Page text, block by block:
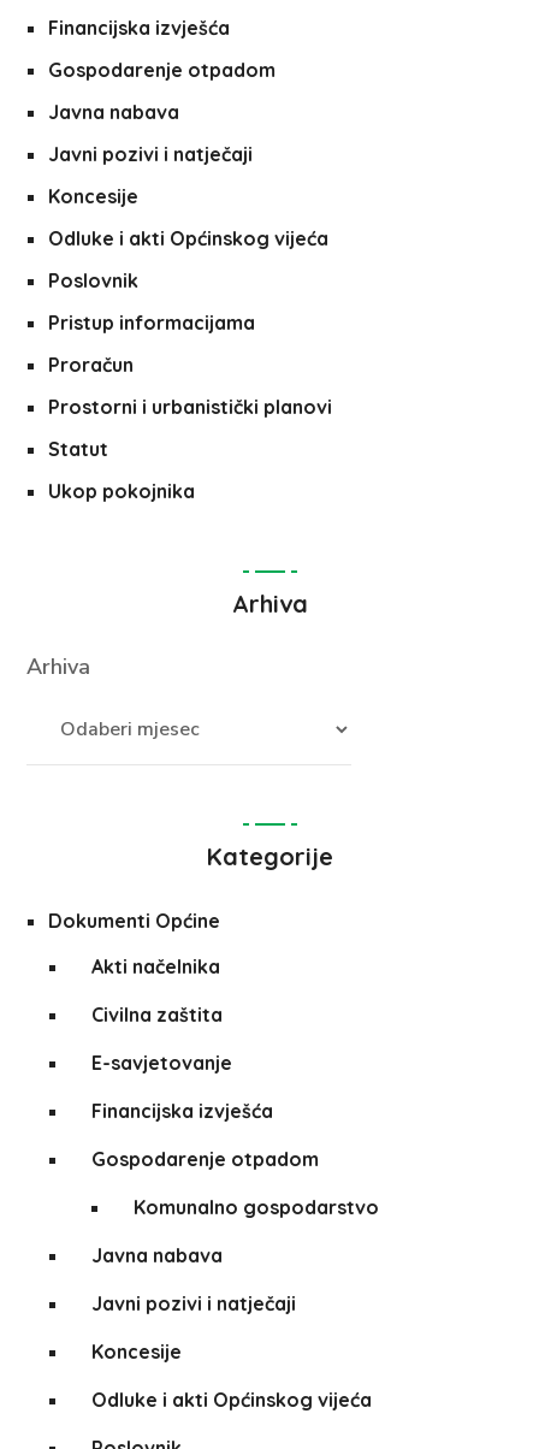
Financijska izvješća
Gospodarenje otpadom
Javna nabava
Javni pozivi i natječaji
Koncesije
Odluke i akti Općinskog vijeća
Poslovnik
Pristup informacijama
Proračun
Prostorni i urbanistički planovi
Statut
Ukop pokojnika
Arhiva
Arhiva
Kategorije
Dokumenti Općine
Akti načelnika
Civilna zaštita
E-savjetovanje
Financijska izvješća
Gospodarenje otpadom
Komunalno gospodarstvo
Javna nabava
Javni pozivi i natječaji
Koncesije
Odluke i akti Općinskog vijeća